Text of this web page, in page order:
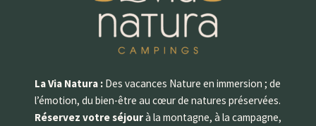
La Via Natura : Des vacances Nature en immersion ; de
l’émotion, du bien-être au cœur de natures préservées.
Réservez votre séjourà la montagne, à la campagne,